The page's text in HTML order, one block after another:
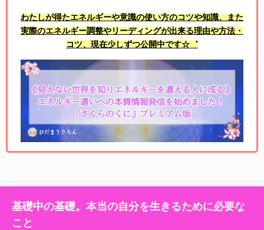
わたしが得たエネルギーや意識の使い方のコツや知識、また
実際のエネルギー調整やリーディングが出来る理由や方法・
コツ、現在少しずつ公開中です☆゛
基礎中の基礎。本当の自分を生きるために必要な
こと